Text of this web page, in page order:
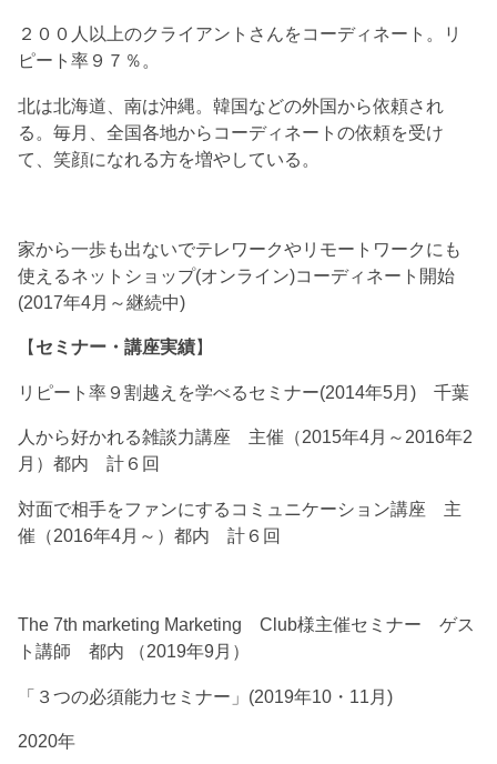
２００人以上のクライアントさんをコーディネート。リ
ピート率９７％。
北は北海道、南は沖縄。韓国などの外国から依頼され
る。毎月、全国各地からコーディネートの依頼を受け
て、笑顔になれる方を増やしている。
家から一歩も出ないでテレワークやリモートワークにも
使えるネットショップ(オンライン)コーディネート開始
(2017年4月～継続中)
【セミナー・講座実績】
リピート率９割越えを学べるセミナー(2014年5月) 千葉
人から好かれる雑談力講座 主催（2015年4月～2016年2
月）都内 計６回
対面で相手をファンにするコミュニケーション講座 主
催（2016年4月～）都内 計６回
The 7th marketing Marketing Club様主催セミナー ゲス
ト講師 都内 （2019年9月）
「３つの必須能力セミナー」(2019年10・11月)
2020年